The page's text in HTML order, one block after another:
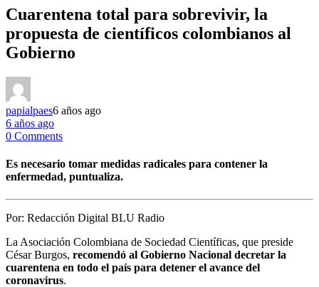
Cuarentena total para sobrevivir, la
propuesta de científicos colombianos al
Gobierno
papialpaes6 años ago
6 años ago
0 Comments
Es necesario tomar medidas radicales para contener la
enfermedad, puntualiza.
Por: Redacción Digital BLU Radio
La Asociación Colombiana de Sociedad Científicas, que preside
César Burgos, recomendó al Gobierno Nacional decretar la
cuarentena en todo el país para detener el avance del
coronavirus.